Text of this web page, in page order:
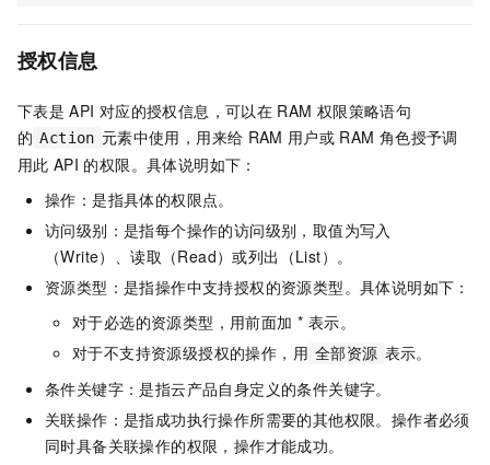
授权信息
下表是 API 对应的授权信息，可以在 RAM 权限策略语句
的 Action 元素中使用，用来给 RAM 用户或 RAM 角色授予调
用此 API 的权限。具体说明如下：
操作：是指具体的权限点。
访问级别：是指每个操作的访问级别，取值为写入
（Write）、读取（Read）或列出（List）。
资源类型：是指操作中支持授权的资源类型。具体说明如下：
对于必选的资源类型，用前面加 * 表示。
对于不支持资源级授权的操作，用 全部资源 表示。
条件关键字：是指云产品自身定义的条件关键字。
关联操作：是指成功执行操作所需要的其他权限。操作者必须
同时具备关联操作的权限，操作才能成功。